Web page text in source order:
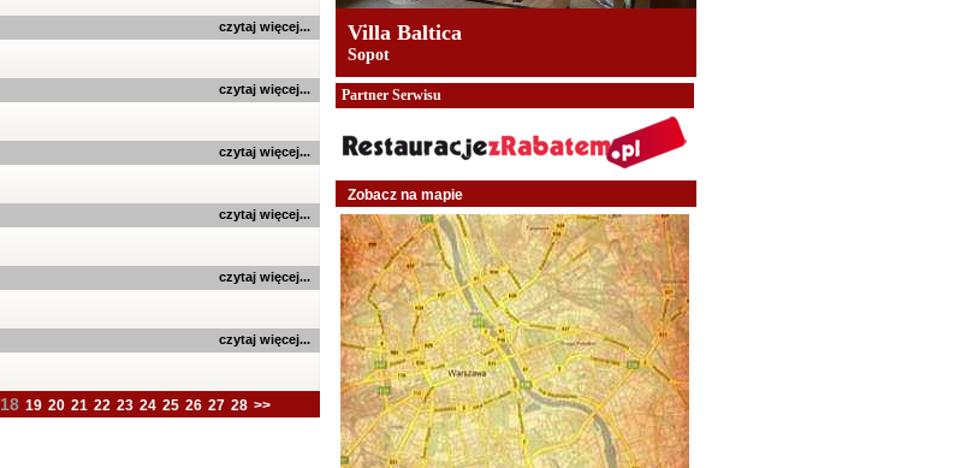
czytaj więcej...
czytaj więcej...
czytaj więcej...
czytaj więcej...
czytaj więcej...
czytaj więcej...
18 19 20 21 22 23 24 25 26 27 28 >>
Villa Baltica
Sopot
Partner Serwisu
Zobacz na mapie